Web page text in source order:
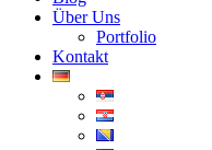
Über Uns
Portfolio
Kontakt